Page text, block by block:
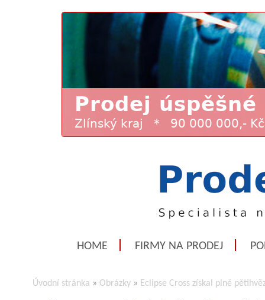
HOME FIRMY NA PRODEJ
Úvodní stránka » Obrázky » Eclipse Cross získal plné